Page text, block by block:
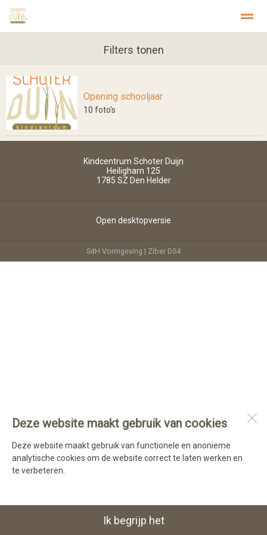
Stichting Kopwerk
Home Zoeken Foto's
Deze website maakt gebruik van cookies
Deze website maakt gebruik van functionele en anonieme
analytische cookies om de website correct te laten werken en
te verbeteren.
Ik begrijp het
Filters tonen
Opening schooljaar
10 foto's
Kindcentrum Schoter Duijn
Heiligharn 125
1785 SZ Den Helder
Open desktopversie
SdH Vormgeving | Ziber DS4